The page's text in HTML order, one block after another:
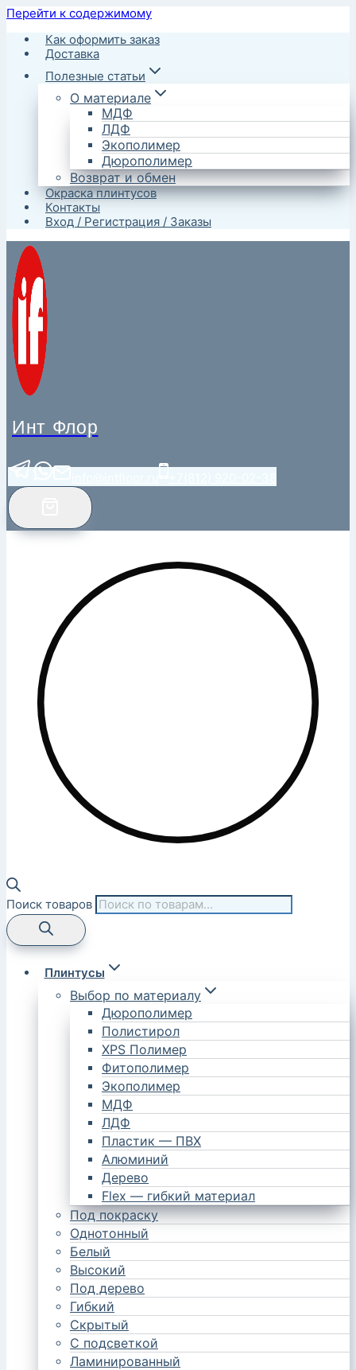
Перейти к содержимому
Как оформить заказ
Доставка
Полезные статьи
О материале
МДФ
ЛДФ
Экополимер
Дюрополимер
Возврат и обмен
Окраска плинтусов
Контакты
Вход / Регистрация / Заказы
Инт Флор
Поиск товаров
Плинтусы
Выбор по материалу
Дюрополимер
Полистирол
XPS Полимер
Фитополимер
Экополимер
МДФ
ЛДФ
Пластик — ПВХ
Алюминий
Дерево
Flex — гибкий материал
Под покраску
Однотонный
Белый
Высокий
Под дерево
Гибкий
Скрытый
С подсветкой
Ламинированный